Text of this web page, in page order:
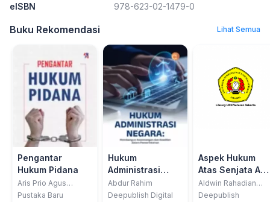
eISBN
978-623-02-1479-0
Buku Rekomendasi Lihat Semua
Pengantar
Hukum Pidana
Aris Prio Agus
Santoso, SH.,MH.;
Pustaka Baru
Hukum
Administrasi
Negara:
Membangun
Abdur Rahim
Deepublish Digital
Aspek Hukum
Atas Senjata Api
Bela Diri
Aldwin Rahadian
Megantara
Deepublish